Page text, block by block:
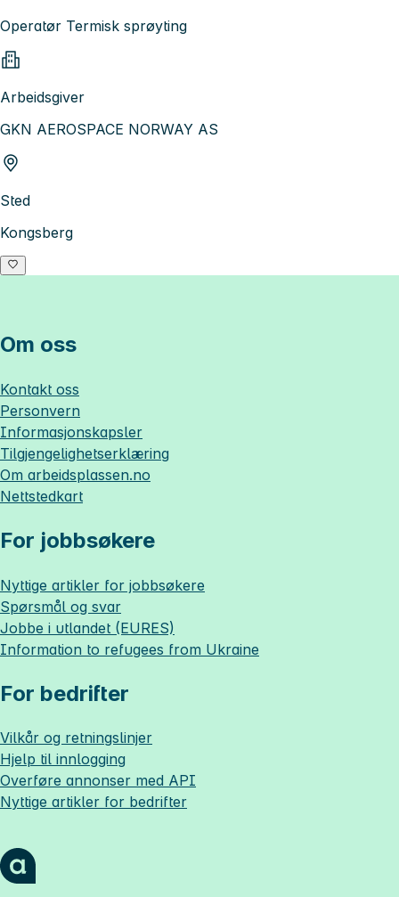
Operatør Termisk sprøyting
Arbeidsgiver
GKN AEROSPACE NORWAY AS
Sted
Kongsberg
Om oss
Kontakt oss
Personvern
Informasjonskapsler
Tilgjengelighetserklæring
Om arbeidsplassen.no
Nettstedkart
For jobbsøkere
Nyttige artikler for jobbsøkere
Spørsmål og svar
Jobbe i utlandet (EURES)
Information to refugees from Ukraine
For bedrifter
Vilkår og retningslinjer
Hjelp til innlogging
Overføre annonser med API
Nyttige artikler for bedrifter